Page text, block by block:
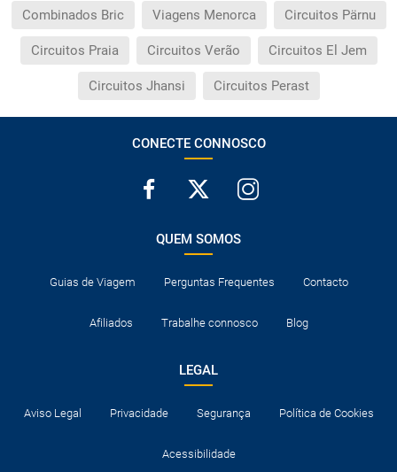
Combinados Bric Viagens Menorca Circuitos Pärnu
Circuitos Praia Circuitos Verão Circuitos El Jem
Circuitos Jhansi Circuitos Perast
CONECTE CONNOSCO
QUEM SOMOS
Guias de Viagem Perguntas Frequentes Contacto
Afiliados Trabalhe connosco Blog
LEGAL
Aviso Legal Privacidade Segurança Política de Cookies
Acessibilidade